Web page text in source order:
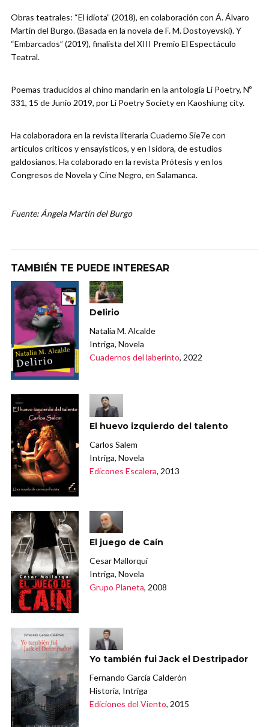
Obras teatrales: “El idiota” (2018), en colaboración con Á. Álvaro
Martín del Burgo. (Basada en la novela de F. M. Dostoyevski). Y
“Embarcados” (2019), finalista del XIII Premio El Espectáculo
Teatral.
Poemas traducidos al chino mandarín en la antología Li Poetry, Nº
331, 15 de Junio 2019, por Li Poetry Society en Kaoshiung city.
Ha colaboradora en la revista literaria Cuaderno Sie7e con
artículos críticos y ensayísticos, y en Isidora, de estudios
galdosianos. Ha colaborado en la revista Prótesis y en los
Congresos de Novela y Cine Negro, en Salamanca.
Fuente: Ángela Martín del Burgo
TAMBIÉN TE PUEDE INTERESAR
Delirio
Natalia M. Alcalde
Intriga, Novela
Cuadernos del laberinto, 2022
El huevo izquierdo del talento
Carlos Salem
Intriga, Novela
Edicones Escalera, 2013
El juego de Caín
Cesar Mallorquí
Intriga, Novela
Grupo Planeta, 2008
Yo también fui Jack el Destripador
Fernando García Calderón
Historia, Intriga
Ediciones del Viento, 2015